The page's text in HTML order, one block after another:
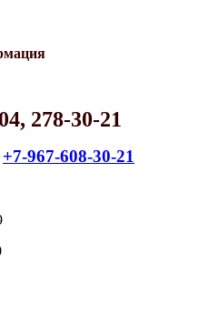
278-30-21
+7-967-608-30-21